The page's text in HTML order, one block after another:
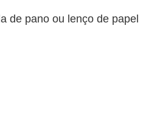
de pano ou lenço de papel